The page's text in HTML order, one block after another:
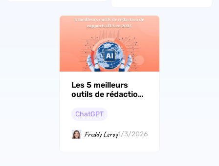
Les 5 meilleurs
outils de rédaction
2026
ChatGPT
Freddy Leroy1/3/2026